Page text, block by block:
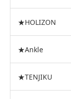
★HOLIZON
★Ankle
★TENJIKU